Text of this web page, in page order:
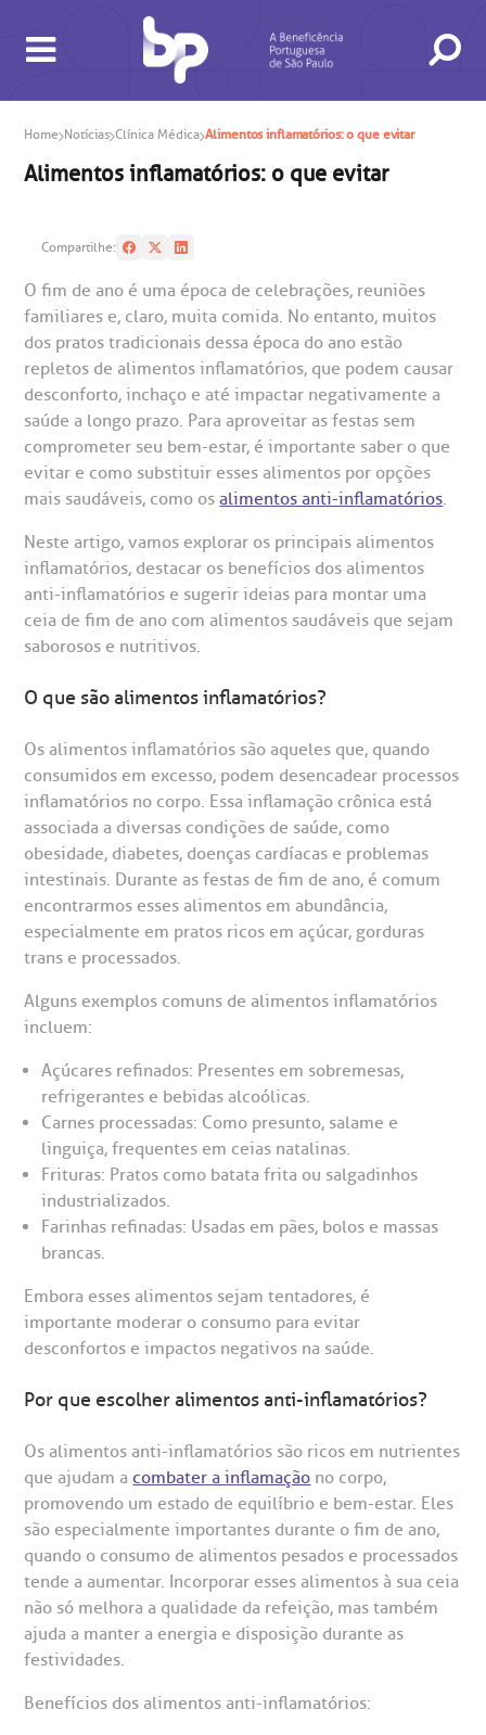
BUSCA
CONSULTAS E EXAMES
de consultas e exames
in antecipado
de exames
de Exames
ATENDIMENTO 24H
SAC
A BP conta com você para melhorar sempre a qualidade do
atendimento e dos serviços prestados.
A Ouvidoria e SAC são canais para você, cliente da BP, tirar
suas dúvidas, registrar suas reclamações ou fazer elogios
relacionados ao nosso atendimento e aos nossos serviços.
Horário de atendimento: 2ª a 6ª feira das 7h às 18h
(11)3505-1000
Fale Conosco
CONHEÇA AS UNIDADES
Hospital BP
Saiba mais
Endereço:
Rua Maestro Cardim, 769
São Paulo - SP
BP Mirante
Endereço:
R. Martiniano de Carvalho, 965
CEP: 01323-001 | Bela Vista
São Paulo - SP
Clínica Medicina da Mulher
INSTITUCIONAL
e Pesquisa
do médico
de conduta
Financeiras
social da BP
corporativa
social
Conosco
de Benchmarking
de Bioética
NOSSOS SERVIÇOS
Teleinterconsulta
Centro de Doenças Autoimunes
INFORMAÇÕES ÚTEIS
de atendimento
de Infarto SUS
de Visita
socorro
de cópia de prontuário médico
de orçamento particular
de veracidade de atestado
atendimento
frequentes
de Sangue
ESPECIALIDADES
de Oncologia e Hematologia
de Excelência em Neurologia e
de Excelência em Ortopedia
especialidades
Home Notícias Clínica Médica Alimentos inflamatórios: o que evitar
Alimentos inflamatórios: o que evitar
Compartilhe:
O fim de ano é uma época de celebrações, reuniões
familiares e, claro, muita comida. No entanto, muitos
dos pratos tradicionais dessa época do ano estão
repletos de alimentos inflamatórios, que podem causar
desconforto, inchaço e até impactar negativamente a
saúde a longo prazo. Para aproveitar as festas sem
comprometer seu bem-estar, é importante saber o que
evitar e como substituir esses alimentos por opções
mais saudáveis, como osalimentos anti-inflamatórios.
Neste artigo, vamos explorar os principais alimentos
inflamatórios, destacar os benefícios dos alimentos
anti-inflamatórios e sugerir ideias para montar uma
ceia de fim de ano com alimentos saudáveis que sejam
saborosos e nutritivos.
O que são alimentos inflamatórios?
Os alimentos inflamatórios são aqueles que, quando
consumidos em excesso, podem desencadear processos
inflamatórios no corpo. Essa inflamação crônica está
associada a diversas condições de saúde, como
obesidade, diabetes, doenças cardíacas e problemas
intestinais. Durante as festas de fim de ano, é comum
encontrarmos esses alimentos em abundância,
especialmente em pratos ricos em açúcar, gorduras
trans e processados.
Alguns exemplos comuns de alimentos inflamatórios
incluem:
Açúcares refinados: Presentes em sobremesas,
refrigerantes e bebidas alcoólicas.
Carnes processadas: Como presunto, salame e
linguiça, frequentes em ceias natalinas.
Frituras: Pratos como batata frita ou salgadinhos
industrializados.
Farinhas refinadas: Usadas em pães, bolos e massas
brancas.
Embora esses alimentos sejam tentadores, é
importante moderar o consumo para evitar
desconfortos e impactos negativos na saúde.
Por que escolher alimentos anti-inflamatórios?
Os alimentos anti-inflamatórios são ricos em nutrientes
que ajudam acombater a inflamação no corpo,
promovendo um estado de equilíbrio e bem-estar. Eles
são especialmente importantes durante o fim de ano,
quando o consumo de alimentos pesados e processados
tende a aumentar. Incorporar esses alimentos à sua ceia
não só melhora a qualidade da refeição, mas também
ajuda a manter a energia e disposição durante as
festividades.
Benefícios dos alimentos anti-inflamatórios: